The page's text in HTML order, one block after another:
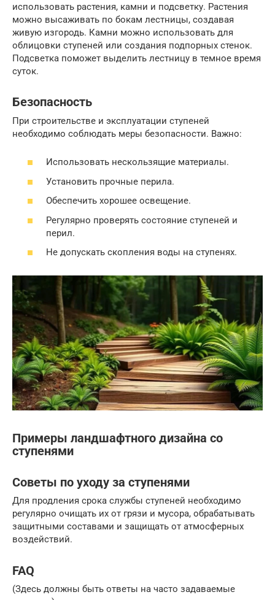
использовать растения, камни и подсветку. Растения
можно высаживать по бокам лестницы, создавая
живую изгородь. Камни можно использовать для
облицовки ступеней или создания подпорных стенок.
Подсветка поможет выделить лестницу в темное время
суток.
Безопасность
При строительстве и эксплуатации ступеней
необходимо соблюдать меры безопасности. Важно:
Использовать нескользящие материалы.
Установить прочные перила.
Обеспечить хорошее освещение.
Регулярно проверять состояние ступеней и
перил.
Не допускать скопления воды на ступенях.
Примеры ландшафтного дизайна со
ступенями
Советы по уходу за ступенями
Для продления срока службы ступеней необходимо
регулярно очищать их от грязи и мусора, обрабатывать
защитными составами и защищать от атмосферных
воздействий.
FAQ
(Здесь должны быть ответы на часто задаваемые